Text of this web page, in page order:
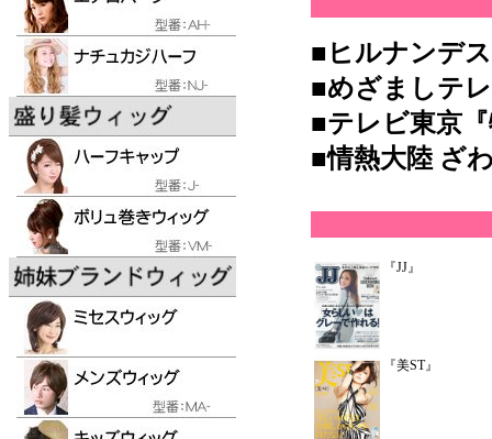
■ヒルナンデス
■めざましテ
■テレビ東京
■情熱大陸 ざ
『JJ』
『美ST』